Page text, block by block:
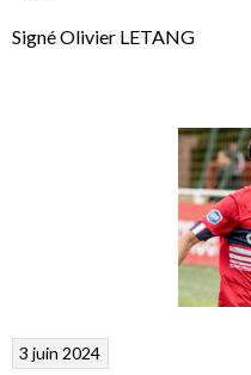
Signé Olivier LETANG
3 juin 2024